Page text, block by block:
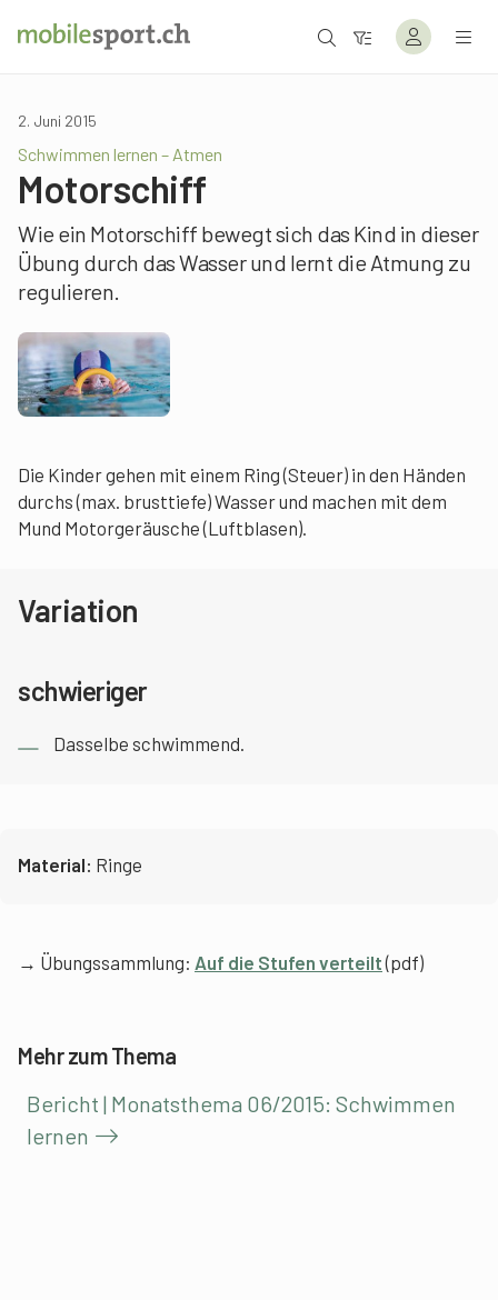
2. Juni 2015
Schwimmen lernen – Atmen
Motorschiff
Wie ein Motorschiff bewegt sich das Kind in dieser
Übung durch das Wasser und lernt die Atmung zu
regulieren.
Die Kinder gehen mit einem Ring (Steuer) in den Händen
durchs (max. brusttiefe) Wasser und machen mit dem
Mund Motorgeräusche (Luftblasen).
Variation
schwieriger
Dasselbe schwimmend.
Material: Ringe
→ Übungssammlung: Auf die Stufen verteilt(pdf)
Mehr zum Thema
Bericht | Monatsthema 06/2015: Schwimmen
lernen